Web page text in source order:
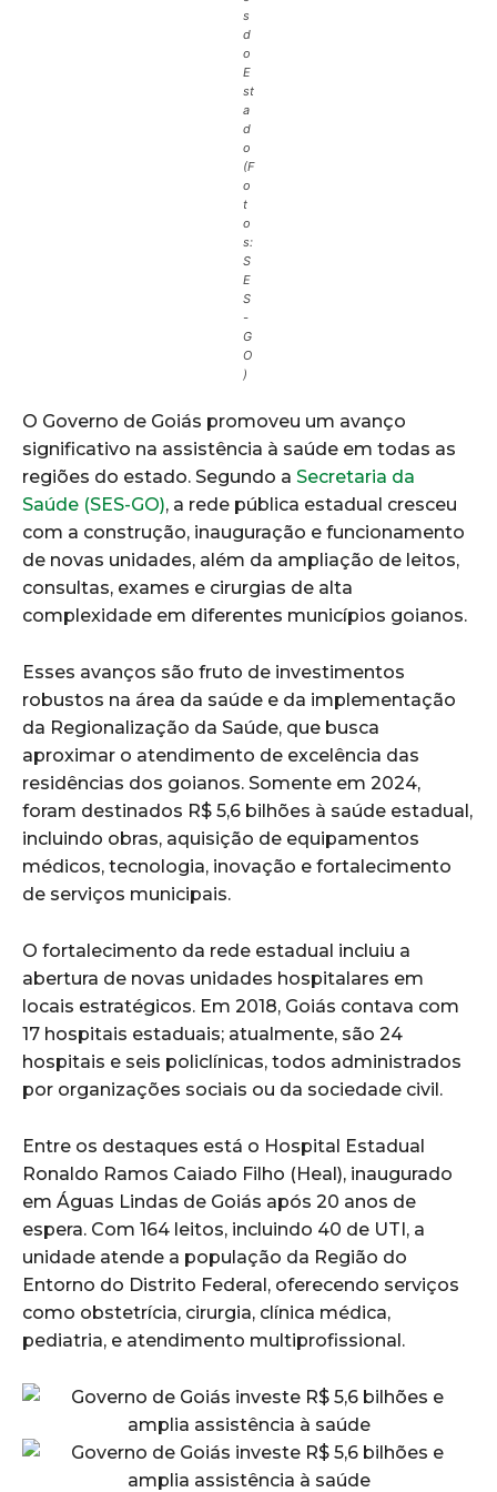
s
d
o
E
st
a
d
o
(F
o
t
o
s:
S
E
S
-
G
O
)
O Governo de Goiás promoveu um avanço
significativo na assistência à saúde em todas as
regiões do estado. Segundo a Secretaria da
Saúde (SES-GO), a rede pública estadual cresceu
com a construção, inauguração e funcionamento
de novas unidades, além da ampliação de leitos,
consultas, exames e cirurgias de alta
complexidade em diferentes municípios goianos.
Esses avanços são fruto de investimentos
robustos na área da saúde e da implementação
da Regionalização da Saúde, que busca
aproximar o atendimento de excelência das
residências dos goianos. Somente em 2024,
foram destinados R$ 5,6 bilhões à saúde estadual,
incluindo obras, aquisição de equipamentos
médicos, tecnologia, inovação e fortalecimento
de serviços municipais.
O fortalecimento da rede estadual incluiu a
abertura de novas unidades hospitalares em
locais estratégicos. Em 2018, Goiás contava com
17 hospitais estaduais; atualmente, são 24
hospitais e seis policlínicas, todos administrados
por organizações sociais ou da sociedade civil.
Entre os destaques está o Hospital Estadual
Ronaldo Ramos Caiado Filho (Heal), inaugurado
em Águas Lindas de Goiás após 20 anos de
espera. Com 164 leitos, incluindo 40 de UTI, a
unidade atende a população da Região do
Entorno do Distrito Federal, oferecendo serviços
como obstetrícia, cirurgia, clínica médica,
pediatria, e atendimento multiprofissional.